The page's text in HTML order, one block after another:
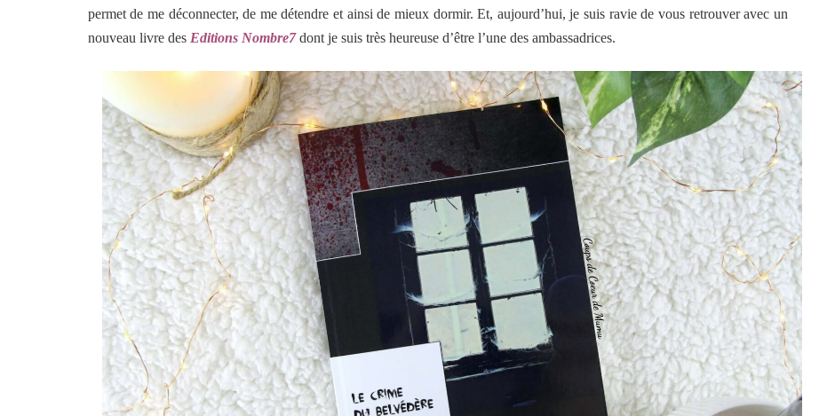
permet de me déconnecter, de me détendre et ainsi de mieux dormir. Et, aujourd’hui, je suis ravie de vous retrouver avec un
nouveau livre des Editions Nombre7dont je suis très heureuse d’être l’une des ambassadrices.